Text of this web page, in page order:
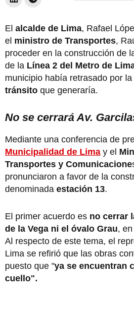
El alcalde de Lima, Rafael
el ministro de Transportes,
proceder en la construcción de
de la Línea 2 del Metro de
municipio había retrasado por la
tránsito que generaría.
No se cerrará Av.
Mediante una conferencia de
Municipalidad de Lima y el
Transportes y Comunicacione
pronunciaron a favor de la
denominada estación 13.
El primer acuerdo es no cerrar
de la Vega ni el óvalo Grau,
Al respecto de este tema, el
Lima se refirió que las obras
puesto que "ya se encuentran
cuello".